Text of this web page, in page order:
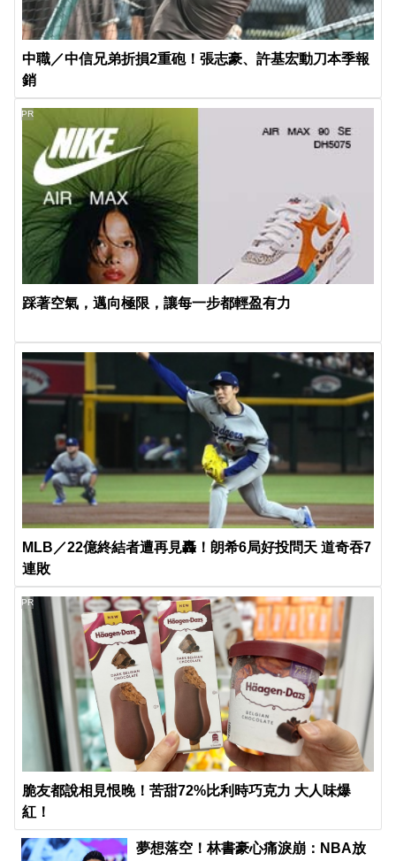
中職／中信兄弟折損2重砲！張志豪、許基宏動刀本季報
銷
踩著空氣，邁向極限，讓每一步都輕盈有力
PR
MLB／22億終結者遭再見轟！朗希6局好投問天 道奇吞7
連敗
脆友都說相見恨晚！苦甜72%比利時巧克力 大人味爆
紅！
PR
夢想落空！林書豪心痛淚崩：NBA放